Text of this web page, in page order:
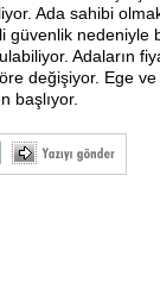
Ada sahibi
nedeniyle
Adaların
değişiyor. Ege
başlıyor.